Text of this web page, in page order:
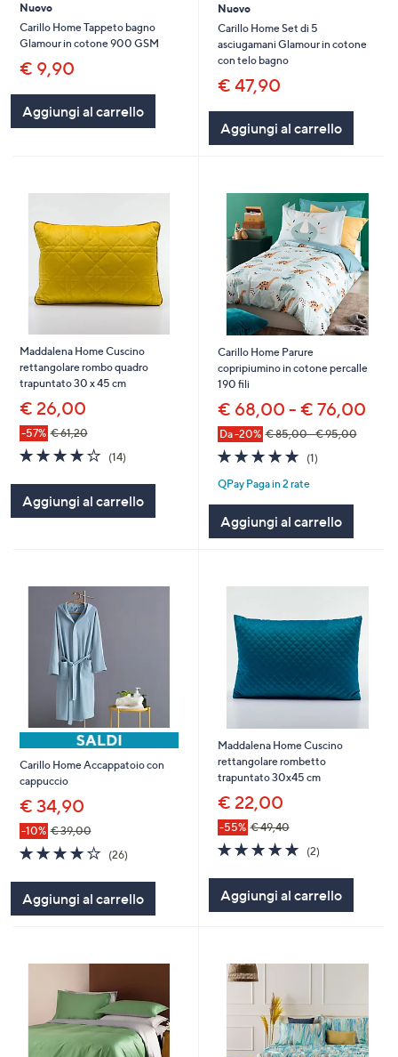
Nuovo
Carillo Home Tappeto bagno
Glamour in cotone 900 GSM
€ 9,90
Aggiungi al carrello
Nuovo
Carillo Home Set di 5
asciugamani Glamour in cotone
con telo bagno
€ 47,90
Aggiungi al carrello
Maddalena Home Cuscino
rettangolare rombo quadro
trapuntato 30 x 45 cm
€ 26,00
-57% € 61,20
4.1
of
5
Stars
(14)14
Aggiungi al carrello
Carillo Home Parure
copripiumino in cotone percalle
190 fili
€ 68,00 - € 76,00
Da -20% € 85,00 - € 95,00
5.0
of
5
(1)1
QPay Paga in 2 rate
Aggiungi al carrello
Carillo Home Accappatoio con
cappuccio
€ 34,90
-10% € 39,00
4.1
of
5
Stars
(26)26
Aggiungi al carrello
Maddalena Home Cuscino
rettangolare rombetto
trapuntato 30x45 cm
€ 22,00
-55% € 49,40
5.0
of
5
Stars
(2)2
Aggiungi al carrello